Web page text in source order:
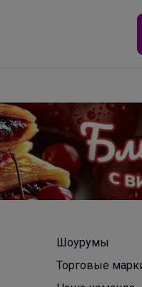
Шоурумы
Торговые